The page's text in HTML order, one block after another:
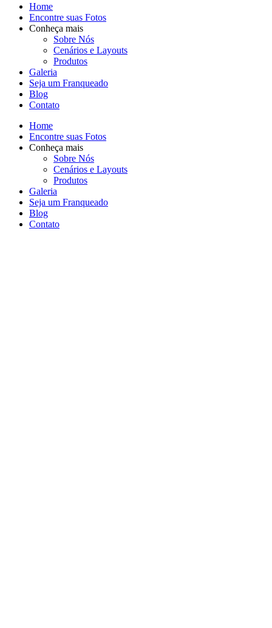
Home
Encontre suas Fotos
Conheça mais
Sobre Nós
Cenários e Layouts
Produtos
Galeria
Seja um Franqueado
Blog
Contato
Home
Encontre suas Fotos
Conheça mais
Sobre Nós
Cenários e Layouts
Produtos
Galeria
Seja um Franqueado
Blog
Contato